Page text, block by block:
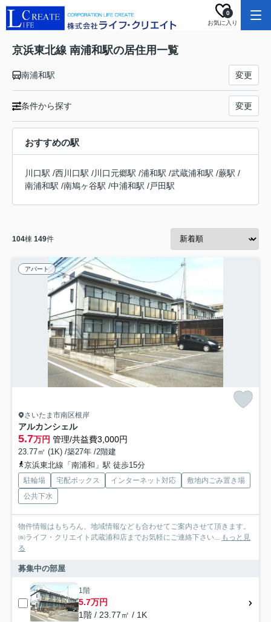
お気に入り
0
京浜東北線 南浦和駅の居住用一覧
南浦和駅 変更
条件から探す 変更
おすすめの駅
川口駅 /西川口駅 /川口元郷駅 /浦和駅 /武蔵浦和駅 /蕨駅 /
南浦和駅 /南鳩ヶ谷駅 /中浦和駅 /戸田駅
104棟 149件
アパート
さいたま市南区根岸
アルカンシェル
5.7万円 管理/共益費3,000円
23.77㎡ (1K) /築27年 /2階建
京浜東北線「南浦和」駅 徒歩15分
駐輪場 宅配ボックス インターネット対応
敷地内ごみ置き場
公共下水
物件情報はもちろん、地域情報なども合わせてご案内させて頂きます。
㈱ライフ・クリエイト武蔵浦和店までお気軽にご連絡下さい... もっと見
る
募集中の部屋
1階
5.7万円
1階 / 23.77㎡ / 1K